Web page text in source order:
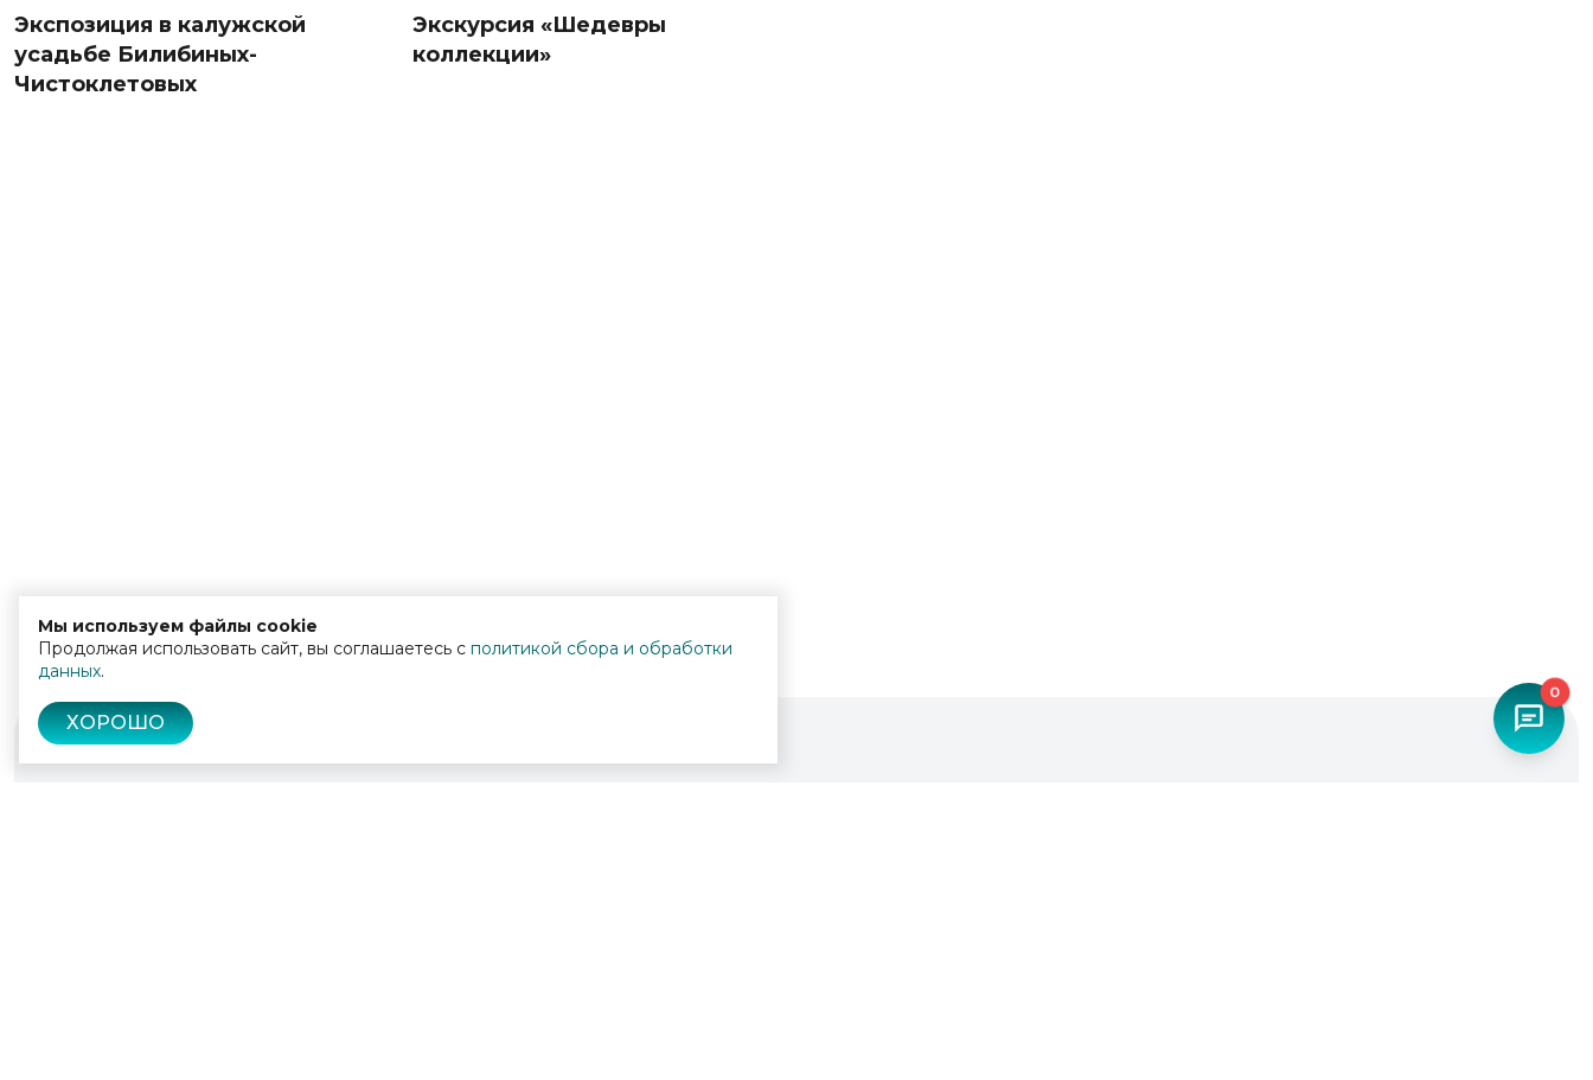
Экспозиция в калужской
усадьбе Билибиных-
Чистоклетовых
Экскурсия «Шедевры
коллекции»
Мы используем файлы cookie
Продолжая использовать сайт, вы соглашаетесь с политикой сбора и обработки
данных.
ХОРОШО
0